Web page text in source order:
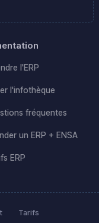
l'ERP
l'infothèque
fréquentes
un ERP + ENSA
ERP
Tarifs